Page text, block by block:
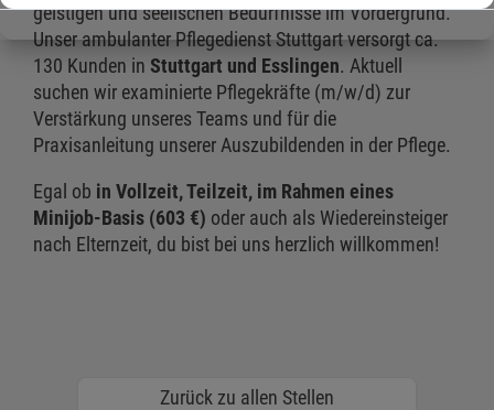
geistigen und seelischen Bedürfnisse im Vordergrund.
Unser ambulanter Pflegedienst Stuttgart versorgt ca.
130 Kunden in Stuttgart und Esslingen. Aktuell
suchen wir examinierte Pflegekräfte (m/w/d) zur
Verstärkung unseres Teams und für die
Praxisanleitung unserer Auszubildenden in der Pflege.
Egal ob in Vollzeit, Teilzeit, im Rahmen eines
Minijob-Basis (603 €) oder auch als Wiedereinsteiger
nach Elternzeit, du bist bei uns herzlich willkommen!
Zurück zu allen Stellen